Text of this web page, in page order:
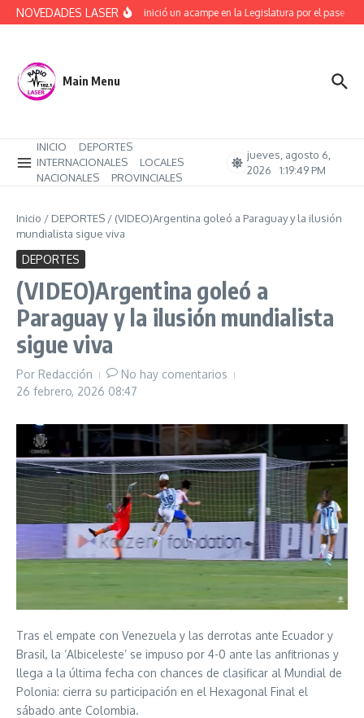
Saltar al contenido
NOVEDADES LASERATE ya inició un acampe en la Legislatura por el pase a
Main Menu
INICIO
DEPORTES
INTERNACIONALES
LOCALES
NACIONALES
PROVINCIALES
jueves, agosto 6,
2026
1:19:50 PM
Inicio / DEPORTES / (VIDEO)Argentina goleó a Paraguay y la ilusión
mundialista sigue viva
DEPORTES
(VIDEO)Argentina goleó a
Paraguay y la ilusión mundialista
sigue viva
Por Redacción
No hay comentarios
26 febrero, 2026 08:47
Tras el empate con Venezuela y las derrotas ante Ecuador y
Brasil, la ‘Albiceleste’ se impuso por 4-0 ante las anfitrionas y
llega a la última fecha con chances de clasificar al Mundial de
Polonia: cierra su participación en el Hexagonal Final el
sábado ante Colombia.